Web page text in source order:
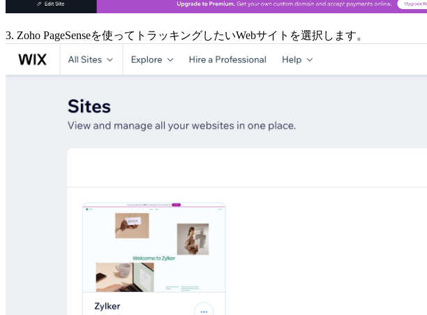
3. Zoho PageSenseを使ってトラッキングしたいWebサイトを選択します。